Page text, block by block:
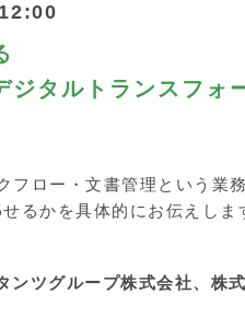
ジタルトランスフォ
ロー・文書管理という業
るかを具体的にお伝えしま
ツグループ株式会社、株